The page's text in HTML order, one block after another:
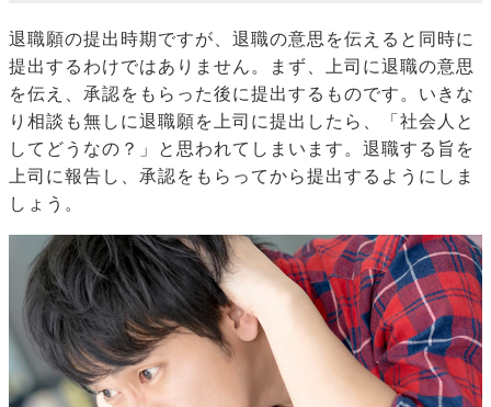
退職願の提出時期ですが、退職の意思を伝えると同時に
提出するわけではありません。まず、上司に退職の意思
を伝え、承認をもらった後に提出するものです。いきな
り相談も無しに退職願を上司に提出したら、「社会人と
してどうなの？」と思われてしまいます。退職する旨を
上司に報告し、承認をもらってから提出するようにしま
しょう。